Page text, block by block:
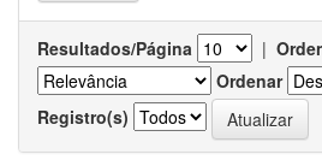
Resultados/Página |
Ordenar
Registro(s)